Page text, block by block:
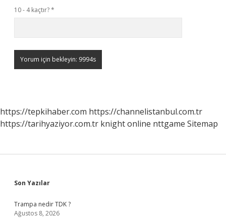
10 - 4 kaçtır?*
https://tepkihaber.com https://channelistanbul.com.tr
https://tarihyaziyor.com.tr knight online nttgame Sitemap
Sidebar
Son Yazılar
Trampa nedir TDK ?
Ağustos 8, 2026